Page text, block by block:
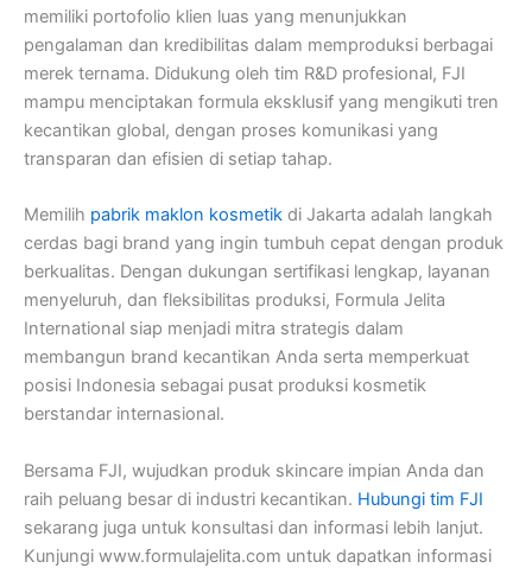
memiliki portofolio klien luas yang menunjukkan
pengalaman dan kredibilitas dalam memproduksi berbagai
merek ternama. Didukung oleh tim R&D profesional, FJI
mampu menciptakan formula eksklusif yang mengikuti tren
kecantikan global, dengan proses komunikasi yang
transparan dan efisien di setiap tahap.
Memilih pabrik maklon kosmetik di Jakarta adalah langkah
cerdas bagi brand yang ingin tumbuh cepat dengan produk
berkualitas. Dengan dukungan sertifikasi lengkap, layanan
menyeluruh, dan fleksibilitas produksi, Formula Jelita
International siap menjadi mitra strategis dalam
membangun brand kecantikan Anda serta memperkuat
posisi Indonesia sebagai pusat produksi kosmetik
berstandar internasional.
Bersama FJI, wujudkan produk skincare impian Anda dan
raih peluang besar di industri kecantikan. Hubungi tim FJI
sekarang juga untuk konsultasi dan informasi lebih lanjut.
Kunjungi www.formulajelita.com untuk dapatkan informasi